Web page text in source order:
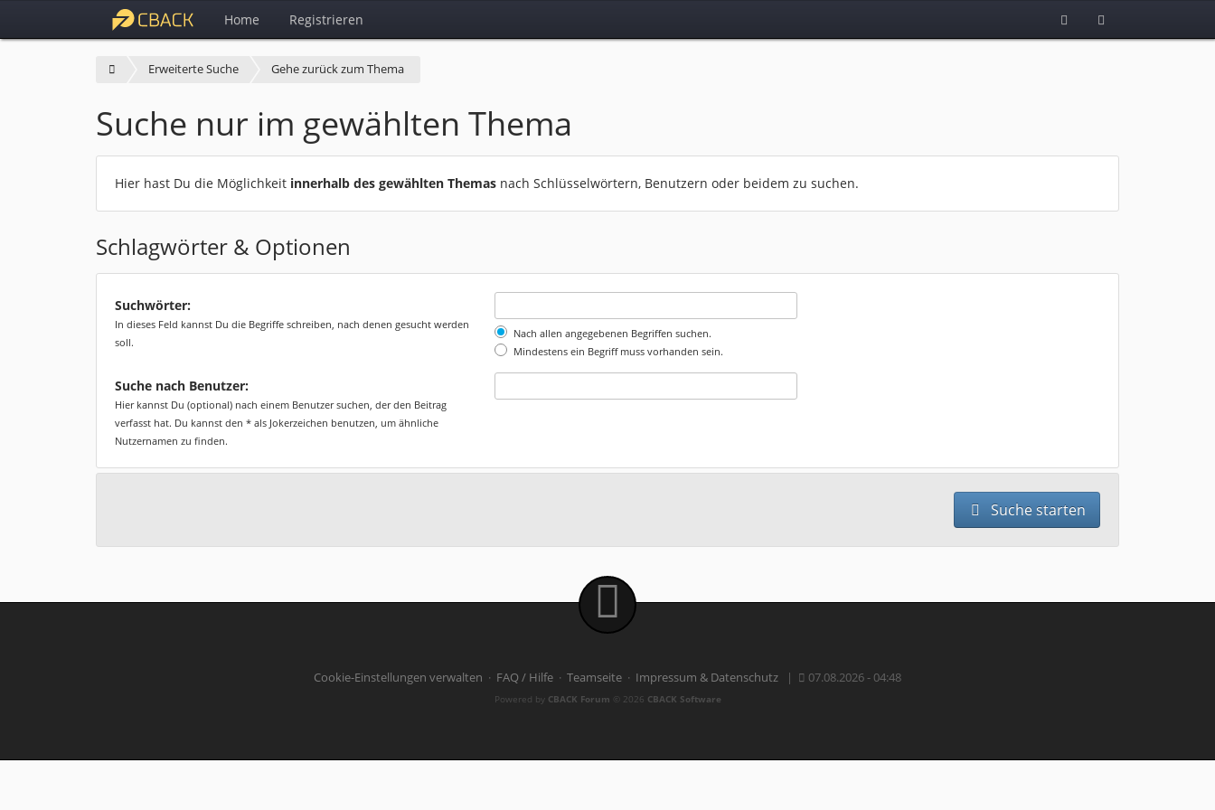
Home Registrieren
Erweiterte Suche Gehe zurück zum Thema
Suche nur im gewählten Thema
Hier hast Du die Möglichkeit innerhalb des gewählten Themas nach Schlüsselwörtern, Benutzern oder beidem zu suchen.
Schlagwörter & Optionen
Suchwörter:
In dieses Feld kannst Du die Begriffe schreiben, nach denen gesucht werden
soll.
Nach allen angegebenen Begriffen suchen.
Mindestens ein Begriff muss vorhanden sein.
Suche nach Benutzer:
Hier kannst Du (optional) nach einem Benutzer suchen, der den Beitrag
verfasst hat. Du kannst den * als Jokerzeichen benutzen, um ähnliche
Nutzernamen zu finden.
Suche starten
Cookie-Einstellungen verwalten · FAQ / Hilfe · Teamseite · Impressum & Datenschutz | 07.08.2026 - 04:48
Powered by CBACK Forum © 2026 CBACK Software